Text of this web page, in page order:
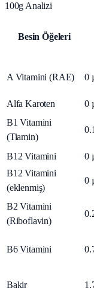
100g Analizi
Besin Öğeleri
A Vitamini (RAE) 0
Alfa Karoten 0
B1 Vitamini
(Tiamin)
0.1
B12 Vitamini 0
B12 Vitamini
(eklenmiş)
0
B2 Vitamini
(Riboflavin)
B6 Vitamini
Bakir